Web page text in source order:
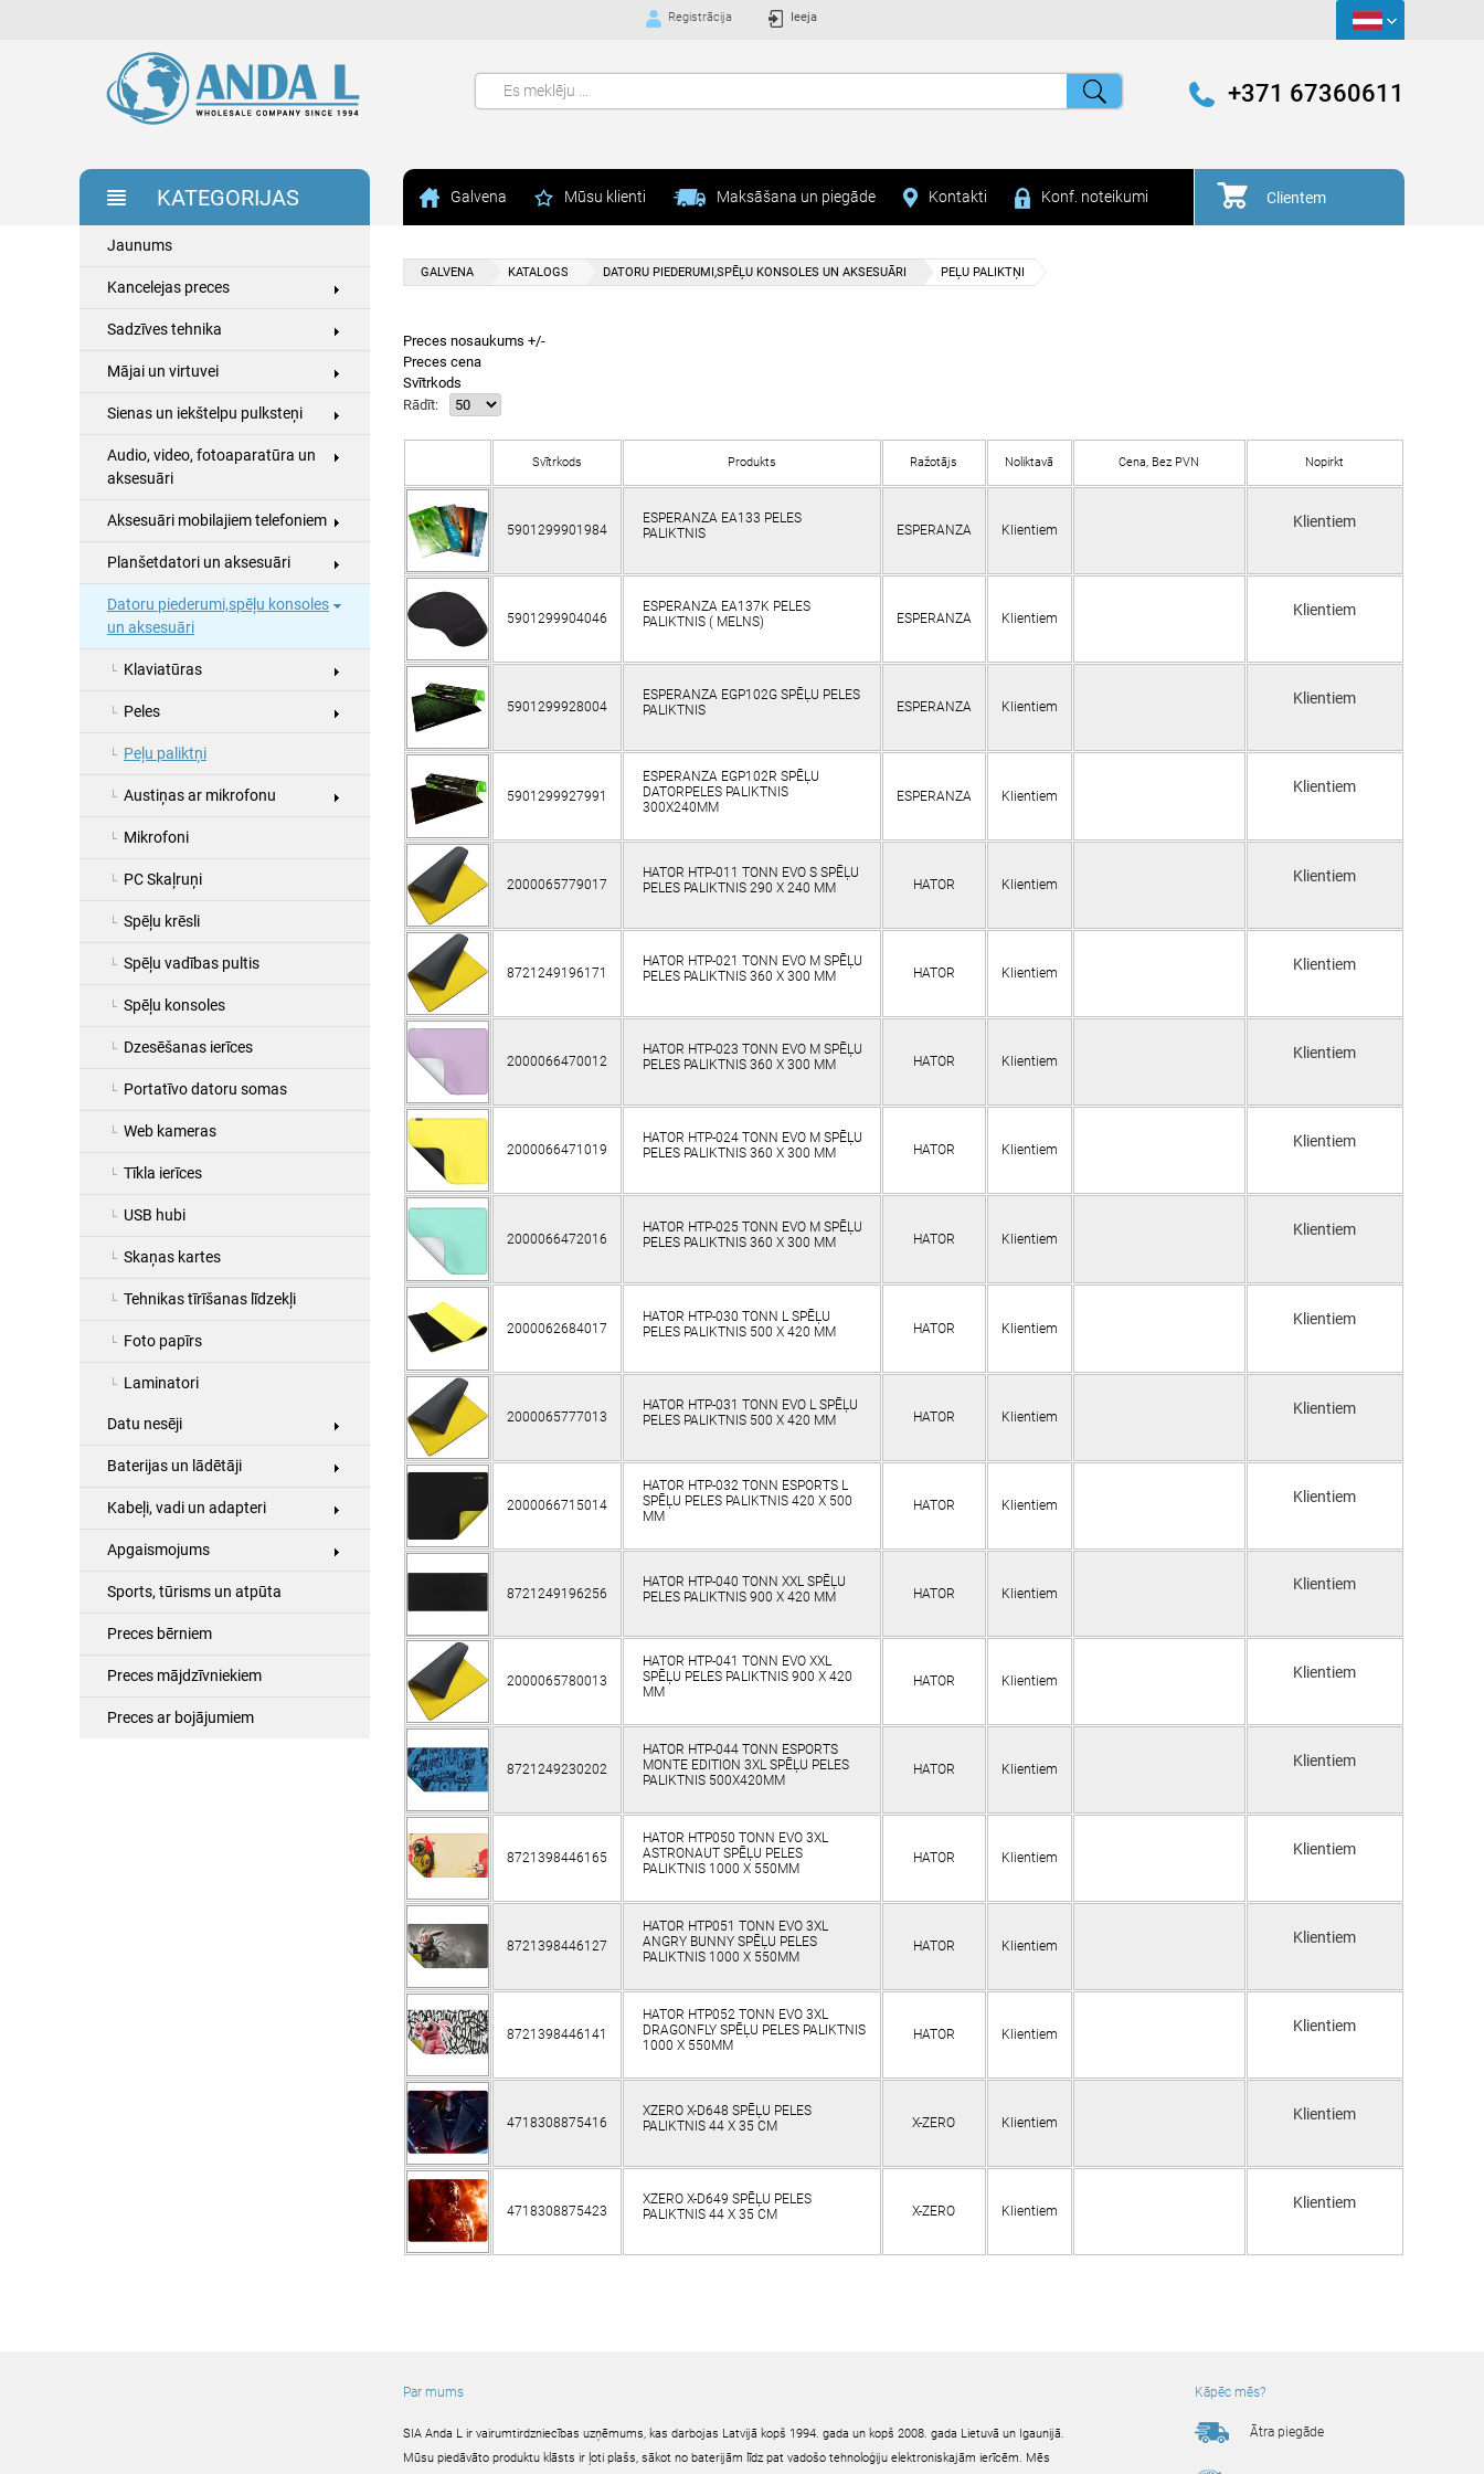
Registrācija Ieeja
+371 67360611
KATEGORIJAS Galvena Mūsu klienti Maksāšana un piegāde Kontakti Konf. noteikumi Clientem
GALVENA KATALOGS DATORU PIEDERUMI,SPĒĻU KONSOLES UN AKSESUĀRI PEĻU PALIKTŅI
Preces nosaukums +/-
Preces cena
Svītrkods
Rādīt:
Svītrkods Produkts Ražotājs Noliktavā Cena, Bez PVN Nopirkt
5901299901984
ESPERANZA EA133 PELES
PALIKTNIS
ESPERANZA Klientiem Klientiem
5901299904046
ESPERANZA EA137K PELES
PALIKTNIS ( MELNS)
ESPERANZA Klientiem Klientiem
5901299928004
ESPERANZA EGP102G SPĒĻU PELES
PALIKTNIS
ESPERANZA Klientiem Klientiem
5901299927991
ESPERANZA EGP102R SPĒĻU
DATORPELES PALIKTNIS
300X240MM
ESPERANZA Klientiem
Klientiem
2000065779017
HATOR HTP-011 TONN EVO S SPĒĻU
PELES PALIKTNIS 290 Х 240 MM
HATOR Klientiem Klientiem
8721249196171
HATOR HTP-021 TONN EVO M SPĒĻU
PELES PALIKTNIS 360 Х 300 MM
HATOR Klientiem Klientiem
2000066470012
HATOR HTP-023 TONN EVO M SPĒĻU
PELES PALIKTNIS 360 Х 300 MM
HATOR Klientiem Klientiem
2000066471019
HATOR HTP-024 TONN EVO M SPĒĻU
PELES PALIKTNIS 360 Х 300 MM
HATOR Klientiem Klientiem
2000066472016
HATOR HTP-025 TONN EVO M SPĒĻU
PELES PALIKTNIS 360 Х 300 MM
HATOR Klientiem
Klientiem
2000062684017
HATOR HTP-030 TONN L SPĒĻU
PELES PALIKTNIS 500 Х 420 MM
HATOR Klientiem
Klientiem
2000065777013
HATOR HTP-031 TONN EVO L SPĒĻU
PELES PALIKTNIS 500 Х 420 MM
HATOR Klientiem Klientiem
2000066715014
HATOR HTP-032 TONN ESPORTS L
SPĒĻU PELES PALIKTNIS 420 X 500
MM
HATOR Klientiem Klientiem
8721249196256
HATOR HTP-040 TONN XXL SPĒĻU
PELES PALIKTNIS 900 Х 420 MM
HATOR Klientiem
Klientiem
2000065780013
HATOR HTP-041 TONN EVO XXL
SPĒĻU PELES PALIKTNIS 900 Х 420
MM
HATOR Klientiem Klientiem
8721249230202
HATOR HTP-044 TONN ESPORTS
MONTE EDITION 3XL SPĒĻU PELES
PALIKTNIS 500X420MM
HATOR Klientiem Klientiem
8721398446165
HATOR HTP050 TONN EVO 3XL
ASTRONAUT SPĒĻU PELES
PALIKTNIS 1000 X 550MM
HATOR Klientiem Klientiem
8721398446127
HATOR HTP051 TONN EVO 3XL
ANGRY BUNNY SPĒĻU PELES
PALIKTNIS 1000 X 550MM
HATOR Klientiem Klientiem
8721398446141
HATOR HTP052 TONN EVO 3XL
DRAGONFLY SPĒĻU PELES PALIKTNIS
1000 X 550MM
HATOR Klientiem Klientiem
4718308875416
XZERO X-D648 SPĒĻU PELES
PALIKTNIS 44 X 35 CM
X-ZERO Klientiem Klientiem
4718308875423
XZERO X-D649 SPĒĻU PELES
PALIKTNIS 44 X 35 CM
X-ZERO Klientiem Klientiem
Jaunums
Kancelejas preces
Sadzīves tehnika
Mājai un virtuvei
Sienas un iekštelpu pulksteņi
Audio, video, fotoaparatūra un
aksesuāri
Aksesuāri mobilajiem telefoniem
Planšetdatori un aksesuāri
Datoru piederumi,spēļu konsoles
un aksesuāri
Klaviatūras
Peles
Peļu paliktņi
Austiņas ar mikrofonu
Mikrofoni
PC Skaļruņi
Spēļu krēsli
Spēļu vadības pultis
Spēļu konsoles
Dzesēšanas ierīces
Portatīvo datoru somas
Web kameras
Tīkla ierīces
USB hubi
Skaņas kartes
Tehnikas tīrīšanas līdzekļi
Foto papīrs
Laminatori
Datu nesēji
Baterijas un lādētāji
Kabeļi, vadi un adapteri
Apgaismojums
Sports, tūrisms un atpūta
Preces bērniem
Preces mājdzīvniekiem
Preces ar bojājumiem
Par mums
SIA Anda L ir vairumtirdzniecības uzņēmums, kas darbojas Latvijā kopš 1994. gada un kopš 2008. gada Lietuvā un Igaunijā.
Mūsu piedāvāto produktu klāsts ir ļoti plašs, sākot no baterijām līdz pat vadošo tehnoloģiju elektroniskajām ierīcēm. Mēs
Kāpēc mēs?
Ātra piegāde